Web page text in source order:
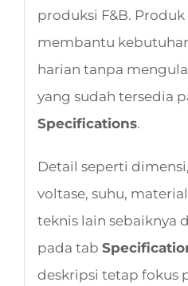
produksi F&B.
membantu
harian tanpa
yang sudah tersedia
Specifications.
Detail seperti
voltase, suhu,
teknis lain sebaiknya
pada tab
deskripsi tetap fokus